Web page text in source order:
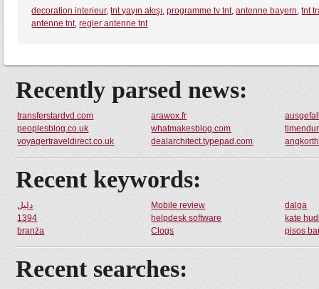
decoration interieur,tnt yayın akışı,programme tv tnt,antenne bayern,tnt
antenne tnt,regler antenne tnt
Recently parsed news:
transferstardvd.com arawox.fr
peoplesblog.co.uk
whatmakesblog.com
voyagertraveldirect.co.uk
dealarchitect.typepad.com
Recent keywords:
دليل Mobile review
dalga
1394
helpdesk software
kate
branża
Clogs pisos
Recent searches: